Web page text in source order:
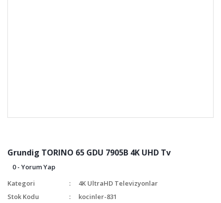
Grundig TORINO 65 GDU 7905B 4K UHD Tv
0 - Yorum Yap
Kategori
4K UltraHD Televizyonlar
Stok Kodu
kocinler-831